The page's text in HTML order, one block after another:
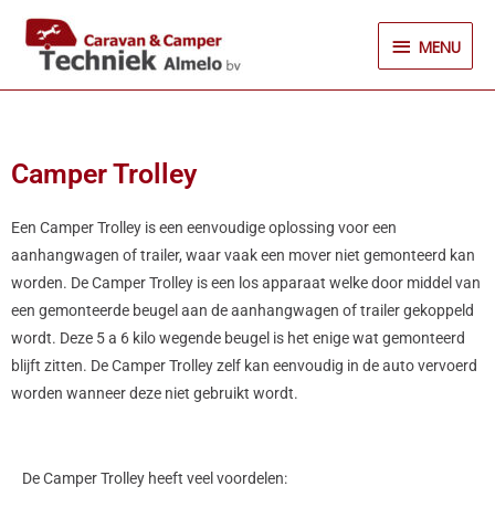
naar
inhoud
MENU
MENU
Camper Trolley
Een Camper Trolley is een eenvoudige oplossing voor een
aanhangwagen of trailer, waar vaak een mover niet gemonteerd kan
worden. De Camper Trolley is een los apparaat welke door middel van
een gemonteerde beugel aan de aanhangwagen of trailer gekoppeld
wordt. Deze 5 a 6 kilo wegende beugel is het enige wat gemonteerd
blijft zitten. De Camper Trolley zelf kan eenvoudig in de auto vervoerd
worden wanneer deze niet gebruikt wordt.
De Camper Trolley heeft veel voordelen: